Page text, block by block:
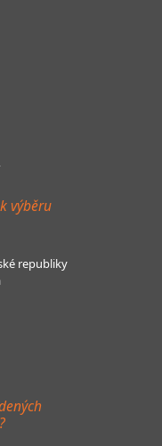
výběru
republiky